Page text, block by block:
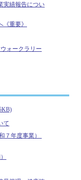
実績報告につい
重要》
ォークラリー
て
７年度事業）